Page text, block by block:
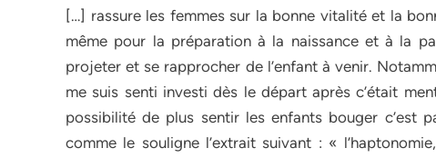
[…] rassure les femmes sur la bonne vitalité et la
même pour la préparation à la naissance et à la
projeter et se rapprocher de l’enfant à venir.
me suis senti investi dès le départ après c’était
possibilité de plus sentir les enfants bouger c’est
comme le souligne l’extrait suivant : «